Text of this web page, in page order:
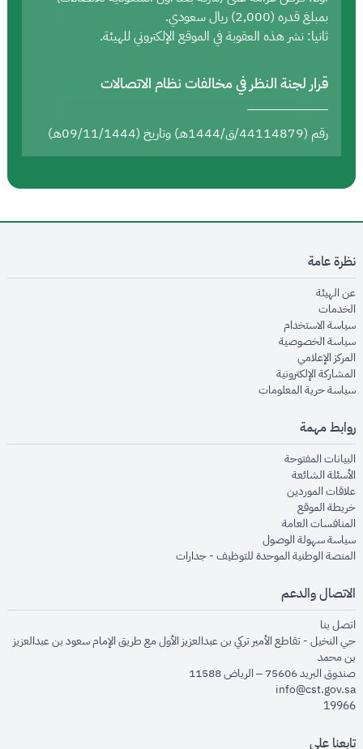
بمبلغ قدره (2,000) ريال سعودي.
ثانيا: نشر هذه العقوبة في الموقع الإلكتروني للهيئة.
قرار لجنة النظر في مخالفات نظام الاتصالات
رقم (44114879/ق/1444هـ) وتاريخ (09/11/1444هـ)
نظرة عامة
عن الهيئةopens in new window
الخدماتopens in new window
سياسة الاستخدام
سياسة الخصوصيةopens in new window
المركز الإعلاميopens in new window
المشاركة الإلكترونيةopens in new window
سياسة حرية المعلوماتopens in new window
روابط مهمة
البيانات المفتوحةopens in new window
الأسئلة الشائعةopens in new window
علاقات الموردينopens in new window
خريطة الموقعopens in new window
المنافسات العامةopens in new window
سياسة سهولة الوصولopens in new window
المنصة الوطنية الموحدة للتوظيف - جداراتopens in new window
الاتصال والدعم
اتصل بنا
حي النخيل - تقاطع الأمير تركي بن عبدالعزيز الأول مع طريق الإمام سعود بن عبدالعزيز
بن محمد
صندوق البريد 75606 – الرياض 11588
info@cst.gov.sa
19966
تابعنا على